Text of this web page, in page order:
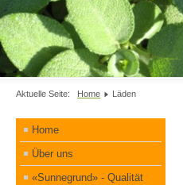
Aktuelle Seite: Home Läden
Home
Über uns
«Sunnegrund» - Qualität